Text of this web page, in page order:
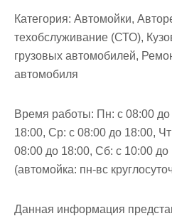
Категория: Автомойки,
техобслуживание (СТО),
грузовых автомобилей,
автомобиля
Время работы: Пн: с 08:00
18:00, Ср: с 08:00 до 18:00,
08:00 до 18:00, Сб: с 10:00
(автомойка: пн-вс
Данная информация